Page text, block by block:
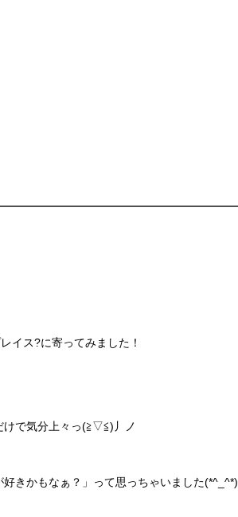
イス?に寄ってみました！
で気分上々っ(≧▽≦) 丿ノ
きかもなぁ？」って思っちゃいました(*^_^*)